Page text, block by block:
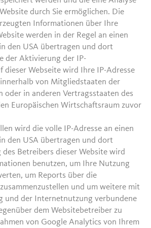
durch Sie ermöglichen. Die
Informationen über Ihre
werden in der Regel an einen
den USA übertragen und dort
der Aktivierung der IP-
dieser Webseite wird Ihre IP-Adresse
von Mitgliedstaaten der
oder in anderen Vertragsstaaten des
Europäischen Wirtschaftsraum zuvor
wird die volle IP-Adresse an einen
den USA übertragen und dort
Betreibers dieser Website wird
benutzen, um Ihre Nutzung
um Reports über die
und um weitere mit
und der Internetnutzung verbundene
dem Websitebetreiber zu
von Google Analytics von Ihrem